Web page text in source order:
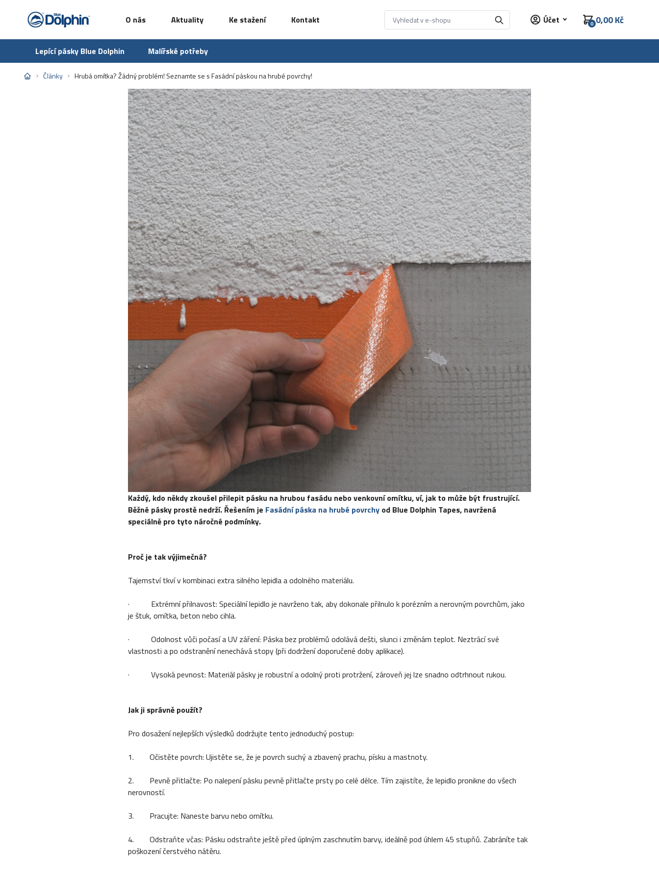
O nás Aktuality Ke stažení Kontakt Účet 0 0,00 Kč
Lepící pásky Blue Dolphin Malířské potřeby
Články Hrubá omítka? Žádný problém! Seznamte se s Fasádní páskou na hrubé povrchy!
Každý, kdo někdy zkoušel přilepit pásku na hrubou fasádu nebo venkovní omítku, ví, jak to může být frustrující.
Běžné pásky prostě nedrží. Řešením je Fasádní páska na hrubé povrchy od Blue Dolphin Tapes, navržená
speciálně pro tyto náročné podmínky.
Proč je tak výjimečná?
Tajemství tkví v kombinaci extra silného lepidla a odolného materiálu.
· Extrémní přilnavost: Speciální lepidlo je navrženo tak, aby dokonale přilnulo k porézním a nerovným povrchům, jako
je štuk, omítka, beton nebo cihla.
· Odolnost vůči počasí a UV záření: Páska bez problémů odolává dešti, slunci i změnám teplot. Neztrácí své
vlastnosti a po odstranění nenechává stopy (při dodržení doporučené doby aplikace).
· Vysoká pevnost: Materiál pásky je robustní a odolný proti protržení, zároveň jej lze snadno odtrhnout rukou.
Jak ji správně použít?
Pro dosažení nejlepších výsledků dodržujte tento jednoduchý postup:
1. Očistěte povrch: Ujistěte se, že je povrch suchý a zbavený prachu, písku a mastnoty.
2. Pevně přitlačte: Po nalepení pásku pevně přitlačte prsty po celé délce. Tím zajistíte, že lepidlo pronikne do všech
nerovností.
3. Pracujte: Naneste barvu nebo omítku.
4. Odstraňte včas: Pásku odstraňte ještě před úplným zaschnutím barvy, ideálně pod úhlem 45 stupňů. Zabráníte tak
poškození čerstvého nátěru.